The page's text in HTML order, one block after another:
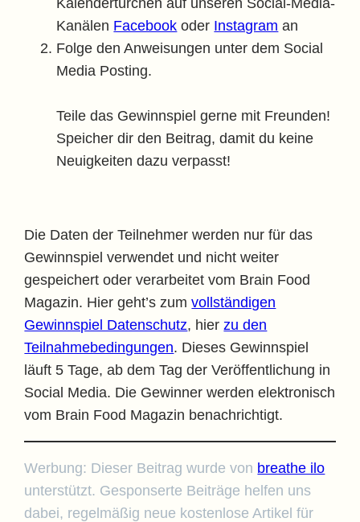
Kanälen Facebook oder Instagram an
Folge den Anweisungen unter dem Social
Media Posting.
Teile das Gewinnspiel gerne mit Freunden!
Speicher dir den Beitrag, damit du keine
Neuigkeiten dazu verpasst!
Die Daten der Teilnehmer werden nur für das
Gewinnspiel verwendet und nicht weiter
gespeichert oder verarbeitet vom Brain Food
Magazin. Hier geht’s zumvollständigen
Gewinnspiel Datenschutz, hierzu den
Teilnahmebedingungen. Dieses Gewinnspiel
läuft 5 Tage, ab dem Tag der Veröffentlichung in
Social Media. Die Gewinner werden elektronisch
vom Brain Food Magazin benachrichtigt.
Werbung: Dieser Beitrag wurde von breathe ilo
unterstützt. Gesponserte Beiträge helfen uns
dabei, regelmäßig neue kostenlose Artikel für